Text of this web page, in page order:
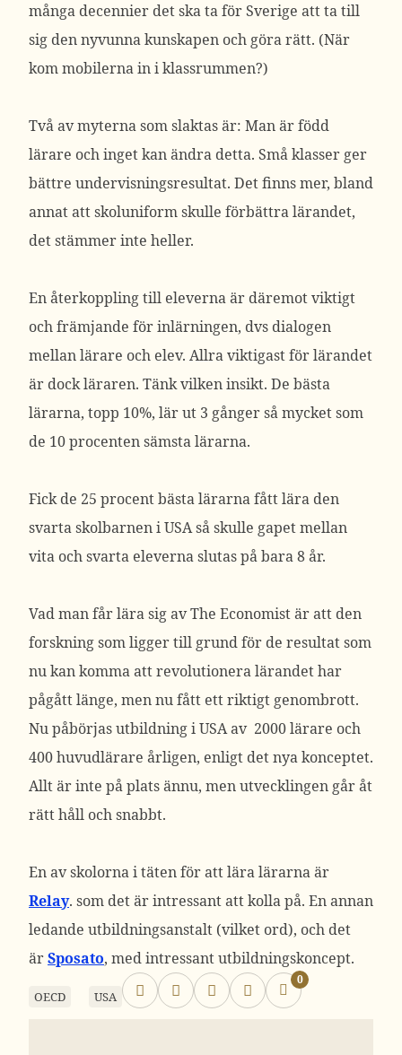
många decennier det ska ta för Sverige att ta till
sig den nyvunna kunskapen och göra rätt. (När
kom mobilerna in i klassrummen?)
Två av myterna som slaktas är: Man är född
lärare och inget kan ändra detta. Små klasser ger
bättre undervisningsresultat. Det finns mer, bland
annat att skoluniform skulle förbättra lärandet,
det stämmer inte heller.
En återkoppling till eleverna är däremot viktigt
och främjande för inlärningen, dvs dialogen
mellan lärare och elev. Allra viktigast för lärandet
är dock läraren. Tänk vilken insikt. De bästa
lärarna, topp 10%, lär ut 3 gånger så mycket som
de 10 procenten sämsta lärarna.
Fick de 25 procent bästa lärarna fått lära den
svarta skolbarnen i USA så skulle gapet mellan
vita och svarta eleverna slutas på bara 8 år.
Vad man får lära sig av The Economist är att den
forskning som ligger till grund för de resultat som
nu kan komma att revolutionera lärandet har
pågått länge, men nu fått ett riktigt genombrott.
Nu påbörjas utbildning i USA av 2000 lärare och
400 huvudlärare årligen, enligt det nya konceptet.
Allt är inte på plats ännu, men utvecklingen går åt
rätt håll och snabbt.
En av skolorna i täten för att lära lärarna är
Relay. som det är intressant att kolla på. En annan
ledande utbildningsanstalt (vilket ord), och det
ärSposato, med intressant utbildningskoncept.
OECD USA
0